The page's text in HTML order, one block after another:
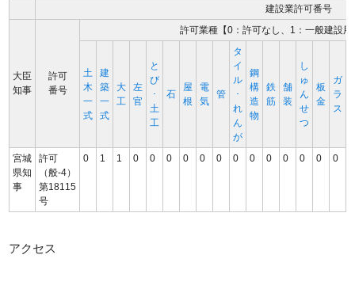
建設業許可番号
大臣
知事
許可
番号
許可業種【0：許可なし、1：一般建設
土
木
一
式
建
築
一
式
大
工
左
官
と
び
･
土
工
石
屋
根
電
気
管
タ
イ
ル
･
れ
ん
が
鋼
構
造
物
鉄
筋
舗
装
し
ゅ
ん
せ
つ
板
金
ガ
ラ
ス
宮城
県知
事
許可
（般-4）
第18115
号
0 1 1 0 0 0 0 0 0 0 0 0 0 0 0 0
アクセス